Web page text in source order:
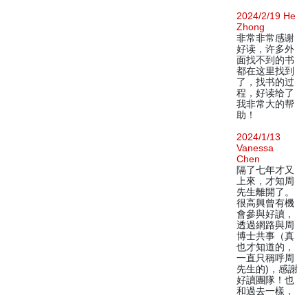
2024/2/19 He
Zhong
非常非常感谢
好读，许多外
面找不到的书
都在这里找到
了，找书的过
程，好读给了
我非常大的帮
助！
2024/1/13
Vanessa
Chen
隔了七年才又
上來，才知周
先生離開了。
很高興曾有機
會參與好讀，
透過網路與周
博士共事（真
也才知道的，
一直只稱呼周
先生的)，感謝
好讀團隊！也
和過去一樣，